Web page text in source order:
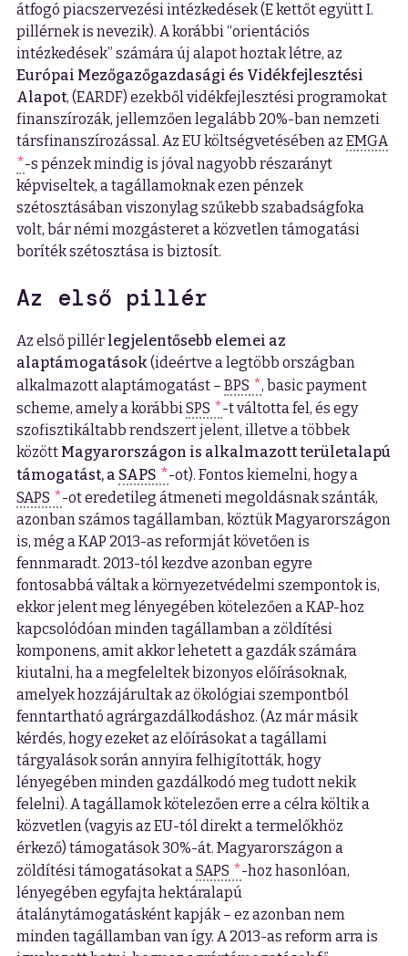
átfogó piacszervezési intézkedések (E kettőt együtt I.
pillérnek is nevezik). A korábbi “orientációs
intézkedések” számára új alapot hoztak létre, az
Európai Mezőgazőgazdasági és Vidékfejlesztési
Alapot, (EARDF) ezekből vidékfejlesztési programokat
finanszírozák, jellemzően legalább 20%-ban nemzeti
társfinanszírozással. Az EU költségvetésében az EMGA
-s pénzek mindig is jóval nagyobb részarányt
képviseltek, a tagállamoknak ezen pénzek
szétosztásában viszonylag szűkebb szabadságfoka
volt, bár némi mozgásteret a közvetlen támogatási
boríték szétosztása is biztosít.
Az első pillér
Az első pillér legjelentősebb elemei az
alaptámogatások(ideértve a legtöbb országban
alkalmazott alaptámogatást – BPS
, basic payment
scheme, amely a korábbiSPS
-t váltotta fel, és egy
szofisztikáltabb rendszert jelent, illetve a többek
között Magyarországon is alkalmazott területalapú
támogatást, a SAPS
-ot). Fontos kiemelni, hogy a
SAPS
-ot eredetileg átmeneti megoldásnak szánták,
azonban számos tagállamban, köztük Magyarországon
is, még a KAP 2013-as reformját követően is
fennmaradt. 2013-tól kezdve azonban egyre
fontosabbá váltak a környezetvédelmi szempontok is,
ekkor jelent meg lényegében kötelezően a KAP-hoz
kapcsolódóan minden tagállamban a zöldítési
komponens, amit akkor lehetett a gazdák számára
kiutalni, ha a megfeleltek bizonyos előírásoknak,
amelyek hozzájárultak az ökológiai szempontból
fenntartható agrárgazdálkodáshoz. (Az már másik
kérdés, hogy ezeket az előírásokat a tagállami
tárgyalások során annyira felhigították, hogy
lényegében minden gazdálkodó meg tudott nekik
felelni). A tagállamok kötelezően erre a célra költik a
közvetlen (vagyis az EU-tól direkt a termelőkhöz
érkező) támogatások 30%-át. Magyarországon a
zöldítési támogatásokat aSAPS
-hoz hasonlóan,
lényegében egyfajta hektáralapú
átalánytámogatásként kapják – ez azonban nem
minden tagállamban van így. A 2013-as reform arra is